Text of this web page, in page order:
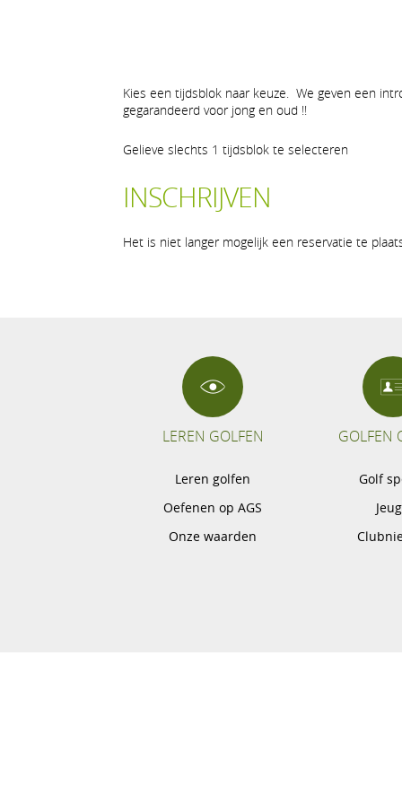
Kies een tijdsblok naar keuze. We geven een
gegarandeerd voor jong en oud !!
Gelieve slechts 1 tijdsblok te selecteren
INSCHRIJVEN
Het is niet langer mogelijk een reservatie te
LEREN GOLFEN
Leren golfen
Oefenen op AGS
Onze waarden
GOLFEN
Golf